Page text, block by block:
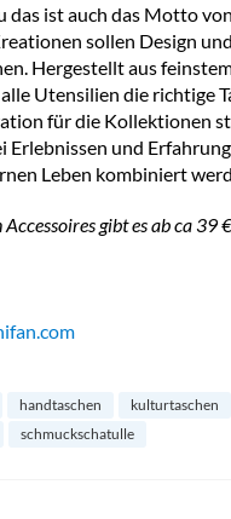
das ist auch das Motto
sollen Design
Hergestellt aus
Utensilien die richtige
für die Kollektionen
Erlebnissen und
Leben kombiniert
Accessoires gibt es ab ca 39 €
handtaschen kulturtaschen
schmuckschatulle